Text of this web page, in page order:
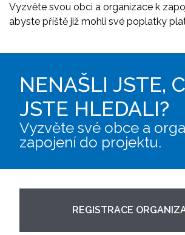
Vyzvěte svou obci a organizace k
abyste příště již mohli své poplatky
NENAŠLI JSTE,
JSTE HLEDALI?
Vyzvěte své obce a
zapojení do projektu.
REGISTRACE